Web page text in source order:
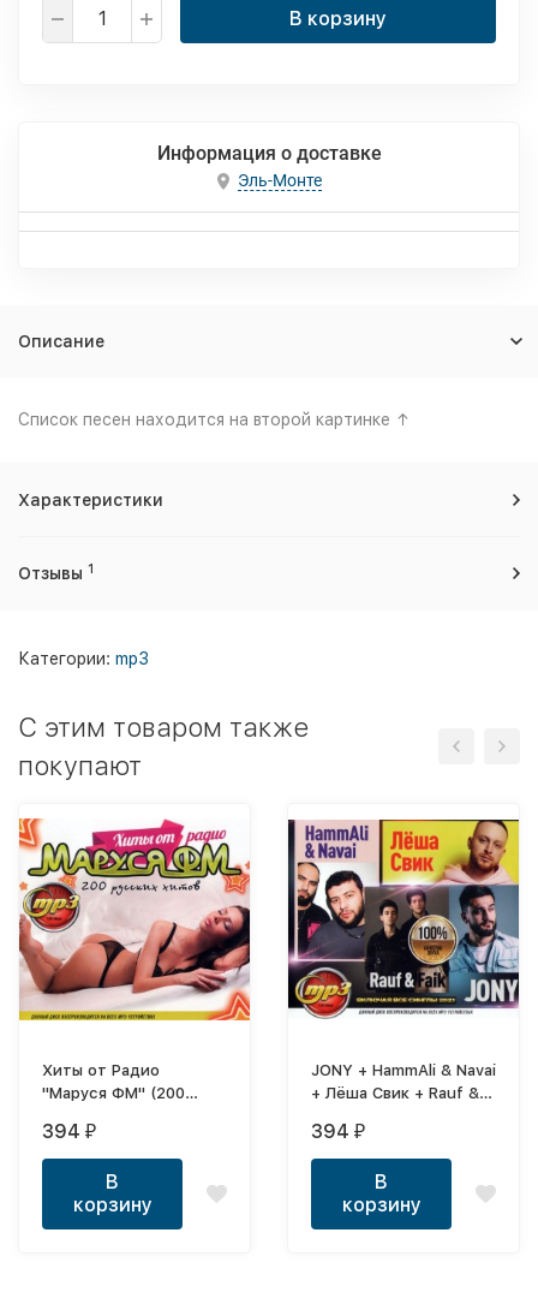
В корзину
Информация о доставке
Эль-Монте
Описание
Список песен находится на второй картинке ↑
Характеристики
Отзывы 1
Категории: mp3
C этим товаром также
покупают
Хиты от Радио
"Маруся ФМ" (200
394 ₽
В
корзину
JONY + HammAli & Navai
+ Лёша Свик + Rauf &
394 ₽
В
корзину